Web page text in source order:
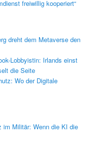
freiwillig kooperiert“
dreht dem Metaverse den
Lobbyistin: Irlands einst
die Seite
Wo der Digitale
im Militär: Wenn die KI die